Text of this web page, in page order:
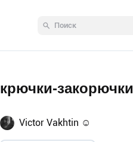
крючки-закорючки
Victor Vakhtin ☺